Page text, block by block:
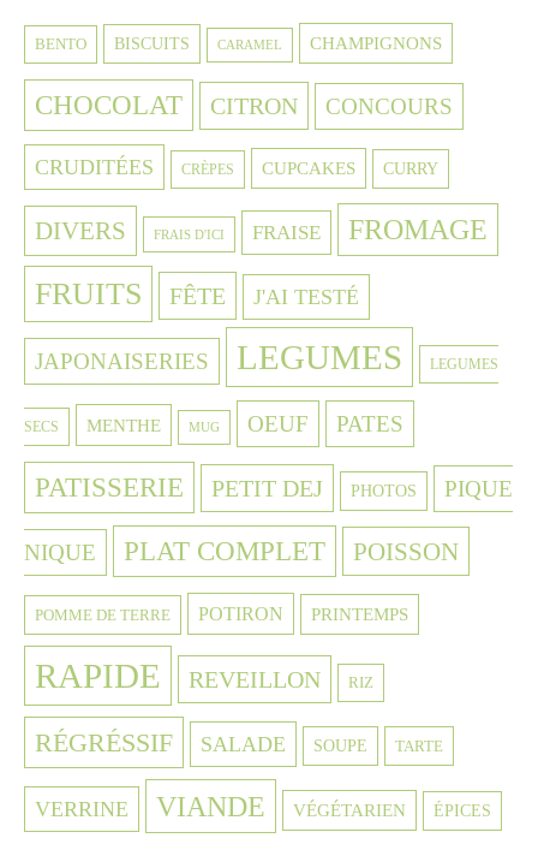
BENTO BISCUITS CARAMEL CHAMPIGNONS
CHOCOLAT CITRON CONCOURS
CRUDITÉES CRÈPES CUPCAKES CURRY
DIVERS FRAIS D'ICI FRAISE FROMAGE
FRUITS FÊTE J'AI TESTÉ
JAPONAISERIES LEGUMES LEGUMES
SECS MENTHE MUG OEUF PATES
PATISSERIE PETIT DEJ PHOTOS PIQUE
NIQUE PLAT COMPLET POISSON
POMME DE TERRE POTIRON PRINTEMPS
RAPIDE REVEILLON RIZ
RÉGRÉSSIF SALADE SOUPE TARTE
VERRINE VIANDE VÉGÉTARIEN ÉPICES